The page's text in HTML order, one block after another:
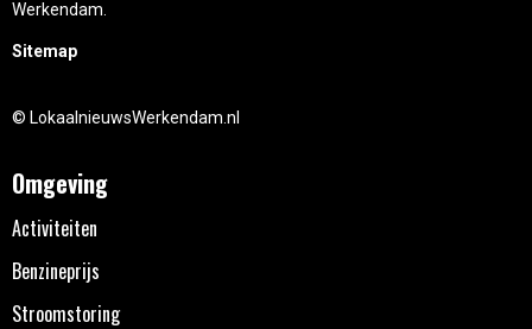
Werkendam.
Sitemap
© LokaalnieuwsWerkendam.nl
Omgeving
Activiteiten
Benzineprijs
Stroomstoring